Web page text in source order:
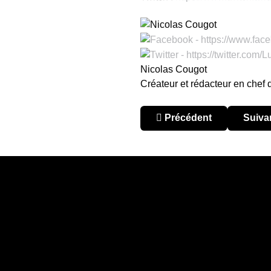
Nicolas Cougot
Créateur et rédacteur en chef
Article précédent : Setién
Précédent